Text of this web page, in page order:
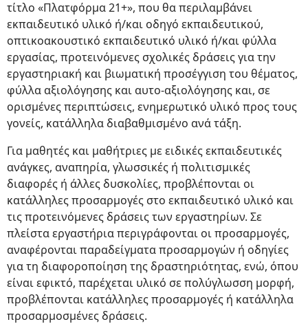
τίτλο «Πλατφόρμα 21+», που θα περιλαμβάνει
εκπαιδευτικό υλικό ή/και οδηγό εκπαιδευτικού,
οπτικοακουστικό εκπαιδευτικό υλικό ή/και φύλλα
εργασίας, προτεινόμενες σχολικές δράσεις για την
εργαστηριακή και βιωματική προσέγγιση του θέματος,
φύλλα αξιολόγησης και αυτο-αξιολόγησης και, σε
ορισμένες περιπτώσεις, ενημερωτικό υλικό προς τους
γονείς, κατάλληλα διαβαθμισμένο ανά τάξη.
Για μαθητές και μαθήτριες με ειδικές εκπαιδευτικές
ανάγκες, αναπηρία, γλωσσικές ή πολιτισμικές
διαφορές ή άλλες δυσκολίες, προβλέπονται οι
κατάλληλες προσαρμογές στο εκπαιδευτικό υλικό και
τις προτεινόμενες δράσεις των εργαστηρίων. Σε
πλείστα εργαστήρια περιγράφονται οι προσαρμογές,
αναφέρονται παραδείγματα προσαρμογών ή οδηγίες
για τη διαφοροποίηση της δραστηριότητας, ενώ, όπου
είναι εφικτό, παρέχεται υλικό σε πολύγλωσση μορφή,
προβλέπονται κατάλληλες προσαρμογές ή κατάλληλα
προσαρμοσμένες δράσεις.